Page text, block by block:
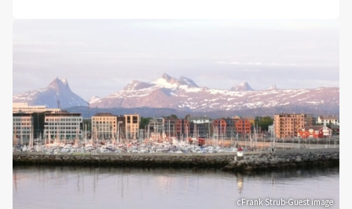
cFrank Strub-Guest image